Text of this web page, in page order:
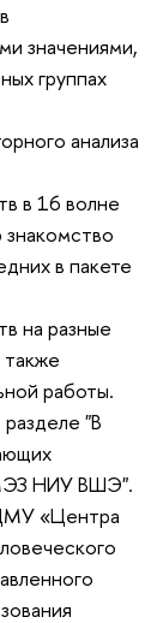
значениями,
группах
анализа
в 16 волне
в пакете
на разные
также
работы.
"В
НИУ ВШЭ".
«Центра